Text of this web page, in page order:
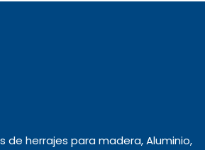
de herrajes para madera, Aluminio,